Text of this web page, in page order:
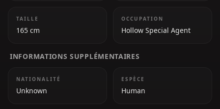
TAILLE
165 cm
OCCUPATION
Hollow Special Agent
INFORMATIONS SUPPLÉMENTAIRES
NATIONALITÉ
Unknown
ESPÈCE
Human